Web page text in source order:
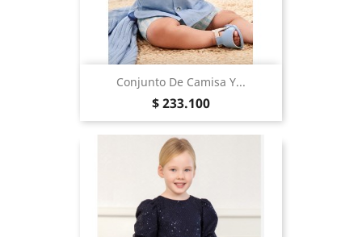
Conjunto De Camisa Y...
Precio
$ 233.100